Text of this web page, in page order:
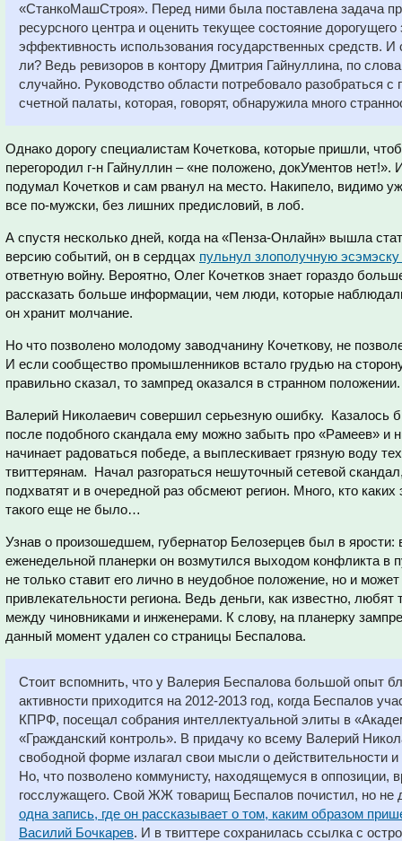
«СтанкоМашСтроя». Перед ними была поставлена задача
ресурсного центра и оценить текущее состояние
эффективность использования государственных средств. И
ли? Ведь ревизоров в контору Дмитрия Гайнуллина, по
случайно. Руководство области потребовало разобраться
счетной палаты, которая, говорят, обнаружила много
Однако дорогу специалистам Кочеткова, которые пришли,
перегородил г-н Гайнуллин – «не положено, докУментов
подумал Кочетков и сам рванул на место. Накипело, видимо
все по-мужски, без лишних предисловий, в лоб.
А спустя несколько дней, когда на «Пенза-Онлайн» вышла
версию событий, он в сердцах пульнул злополучную
ответную войну. Вероятно, Олег Кочетков знает гораздо
рассказать больше информации, чем люди, которые
он хранит молчание.
Но что позволено молодому заводчанину Кочеткову, не
И если сообщество промышленников встало грудью на
правильно сказал, то зампред оказался в странном положении.
Валерий Николаевич совершил серьезную ошибку. Казалось
после подобного скандала ему можно забыть про «Рамеев» и
начинает радоваться победе, а выплескивает грязную воду
твиттерянам. Начал разгораться нешуточный сетевой
подхватят и в очередной раз обсмеют регион. Много, кто
такого еще не было…
Узнав о произошедшем, губернатор Белозерцев был в ярости:
еженедельной планерки он возмутился выходом конфликта в
не только ставит его лично в неудобное положение, но и
привлекательности региона. Ведь деньги, как известно,
между чиновниками и инженерами. К слову, на планерку
данный момент удален со страницы Беспалова.
Стоит вспомнить, что у Валерия Беспалова большой опыт
активности приходится на 2012-2013 год, когда Беспалов
КПРФ, посещал собрания интеллектуальной элиты в
«Гражданский контроль». В придачу ко всему Валерий
свободной форме излагал свои мысли о действительности
Но, что позволено коммунисту, находящемуся в оппозиции,
госслужащего. Свой ЖЖ товарищ Беспалов почистил, но не
одна запись, где он рассказывает о том, каким образом
Василий Бочкарев. И в твиттере сохранилась ссылка с